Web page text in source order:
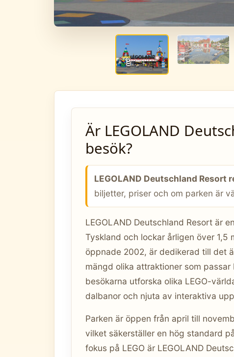
Är LEGOLAND
besök?
LEGOLAND Deutschland Resort
biljetter, priser och om parken är
LEGOLAND Deutschland Resort är
Tyskland och lockar årligen över 1,5
öppnade 2002, är dedikerad till det
mängd olika attraktioner som
besökarna utforska olika LEGO-
dalbanor och njuta av interaktiva
Parken är öppen från april till
vilket säkerställer en hög standard
fokus på LEGO är LEGOLAND